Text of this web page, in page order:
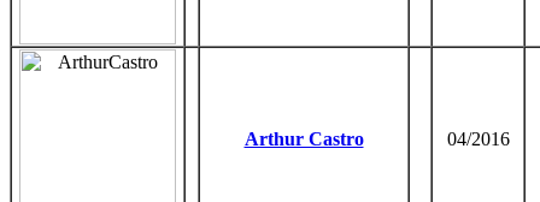
Arthur Castro 04/2016